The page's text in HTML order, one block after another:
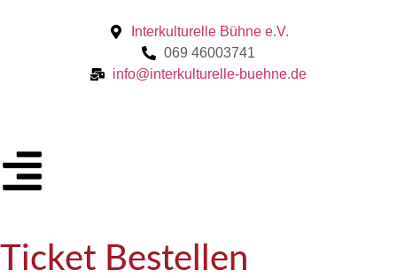
Interkulturelle Bühne e.V.
069 46003741
info@interkulturelle-buehne.de
Ticket Bestellen